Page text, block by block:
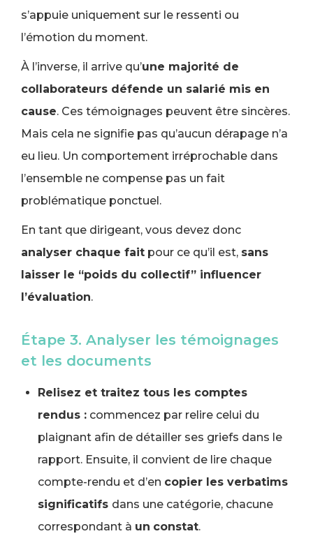
s’appuie uniquement sur le ressenti ou
l’émotion du moment.
À l’inverse, il arrive qu’une majorité de
collaborateurs défende un salarié mis en
cause. Ces témoignages peuvent être sincères.
Mais cela ne signifie pas qu’aucun dérapage n’a
eu lieu. Un comportement irréprochable dans
l’ensemble ne compense pas un fait
problématique ponctuel.
En tant que dirigeant, vous devez donc
analyser chaque fait pour ce qu’il est, sans
laisser le “poids du collectif” influencer
l’évaluation.
Étape 3. Analyser les témoignages
et les documents
Relisez et traitez tous les comptes
rendus : commencez par relire celui du
plaignant afin de détailler ses griefs dans le
rapport. Ensuite, il convient de lire chaque
compte-rendu et d’en copier les verbatims
significatifs dans une catégorie, chacune
correspondant à un constat.